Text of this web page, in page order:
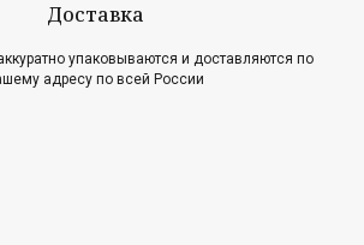
Доставка
упаковываются и доставляются по
адресу по всей России